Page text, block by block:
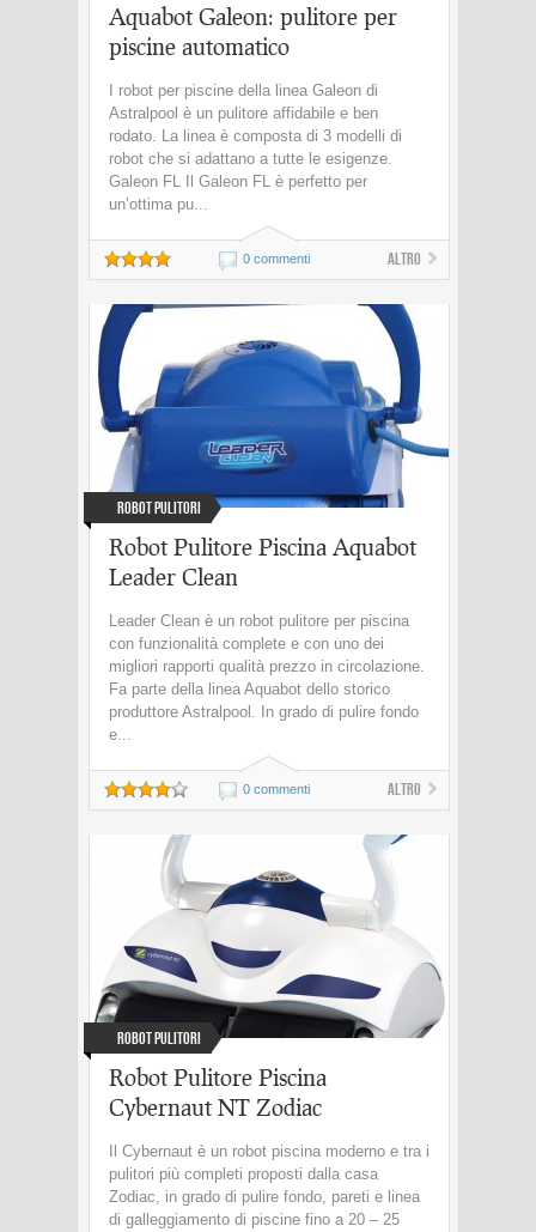
Aquabot Galeon: pulitore per
piscine automatico
I robot per piscine della linea Galeon di
Astralpool è un pulitore affidabile e ben
rodato. La linea è composta di 3 modelli di
robot che si adattano a tutte le esigenze.
Galeon FL Il Galeon FL è perfetto per
un’ottima pu...
0 commenti Altro
Robot Pulitori
Robot Pulitore Piscina Aquabot
Leader Clean
Leader Clean è un robot pulitore per piscina
con funzionalità complete e con uno dei
migliori rapporti qualità prezzo in circolazione.
Fa parte della linea Aquabot dello storico
produttore Astralpool. In grado di pulire fondo
e...
0 commenti Altro
Robot Pulitori
Robot Pulitore Piscina
Cybernaut NT Zodiac
Il Cybernaut è un robot piscina moderno e tra i
pulitori più completi proposti dalla casa
Zodiac, in grado di pulire fondo, pareti e linea
di galleggiamento di piscine fino a 20 – 25